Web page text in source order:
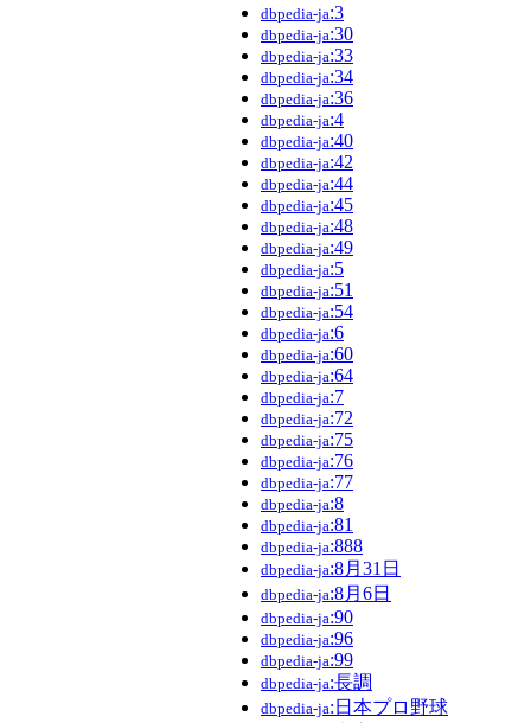
dbpedia-ja:3
dbpedia-ja:30
dbpedia-ja:33
dbpedia-ja:34
dbpedia-ja:36
dbpedia-ja:4
dbpedia-ja:40
dbpedia-ja:42
dbpedia-ja:44
dbpedia-ja:45
dbpedia-ja:48
dbpedia-ja:49
dbpedia-ja:5
dbpedia-ja:51
dbpedia-ja:54
dbpedia-ja:6
dbpedia-ja:60
dbpedia-ja:64
dbpedia-ja:7
dbpedia-ja:72
dbpedia-ja:75
dbpedia-ja:76
dbpedia-ja:77
dbpedia-ja:8
dbpedia-ja:81
dbpedia-ja:888
dbpedia-ja:8月31日
dbpedia-ja:8月6日
dbpedia-ja:90
dbpedia-ja:96
dbpedia-ja:99
dbpedia-ja:長調
dbpedia-ja:日本プロ野球